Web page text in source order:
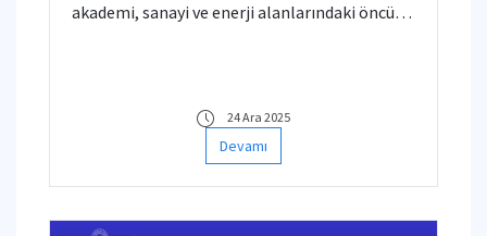
akademi, sanayi ve enerji alanlarındaki öncü
24 Ara 2025
Devamı